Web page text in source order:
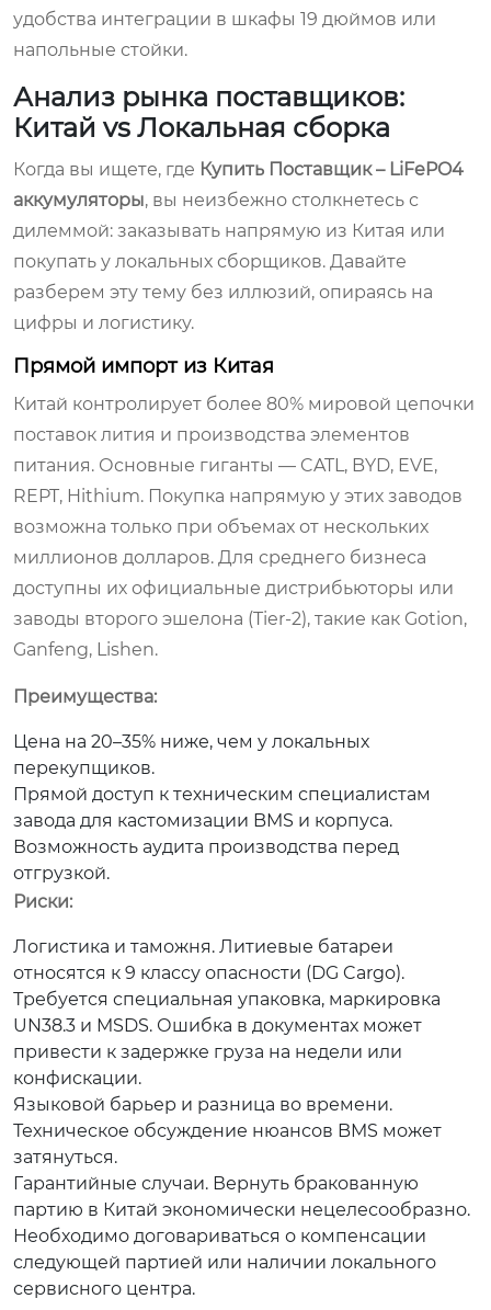
удобства интеграции в шкафы 19 дюймов или
напольные стойки.
Анализ рынка поставщиков:
Китай vs Локальная сборка
Когда вы ищете, где Купить Поставщик – LiFePO4
аккумуляторы, вы неизбежно столкнетесь с
дилеммой: заказывать напрямую из Китая или
покупать у локальных сборщиков. Давайте
разберем эту тему без иллюзий, опираясь на
цифры и логистику.
Прямой импорт из Китая
Китай контролирует более 80% мировой цепочки
поставок лития и производства элементов
питания. Основные гиганты — CATL, BYD, EVE,
REPT, Hithium. Покупка напрямую у этих заводов
возможна только при объемах от нескольких
миллионов долларов. Для среднего бизнеса
доступны их официальные дистрибьюторы или
заводы второго эшелона (Tier-2), такие как Gotion,
Ganfeng, Lishen.
Преимущества:
Цена на 20–35% ниже, чем у локальных
перекупщиков.
Прямой доступ к техническим специалистам
завода для кастомизации BMS и корпуса.
Возможность аудита производства перед
отгрузкой.
Риски:
Логистика и таможня. Литиевые батареи
относятся к 9 классу опасности (DG Cargo).
Требуется специальная упаковка, маркировка
UN38.3 и MSDS. Ошибка в документах может
привести к задержке груза на недели или
конфискации.
Языковой барьер и разница во времени.
Техническое обсуждение нюансов BMS может
затянуться.
Гарантийные случаи. Вернуть бракованную
партию в Китай экономически нецелесообразно.
Необходимо договариваться о компенсации
следующей партией или наличии локального
сервисного центра.